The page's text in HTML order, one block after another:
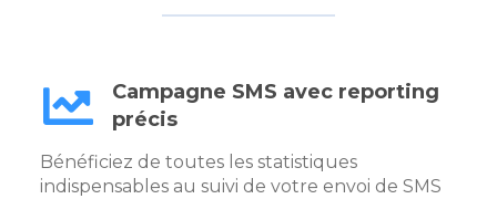
Campagne SMS avec reporting
précis
Bénéficiez de toutes les statistiques
indispensables au suivi de votre envoi de SMS